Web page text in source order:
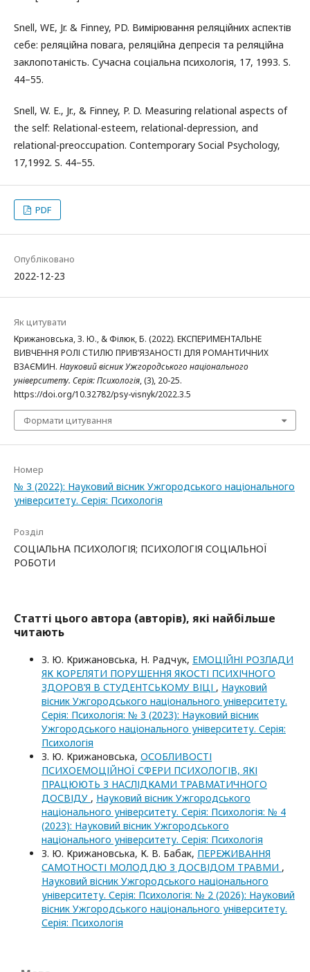
Snell, WE, Jr. & Finney, PD. Вимірювання реляційних аспектів
себе: реляційна повага, реляційна депресія та реляційна
заклопотаність. Сучасна соціальна психологія, 17, 1993. S.
44–55.
Snell‚ W. E.‚ Jr.‚ & Finney‚ P. D. Measuring relational aspects of
the self: Relational-esteem‚ relational-depression‚ and
relational-preoccupation. Contemporary Social Psychology‚
17‚1992. S. 44–55.
PDF
Опубліковано
2022-12-23
Як цитувати
Крижановська, З. Ю., & Філюк, Б. (2022). ЕКСПЕРИМЕНТАЛЬНЕ
ВИВЧЕННЯ РОЛІ СТИЛЮ ПРИВ’ЯЗАНОСТІ ДЛЯ РОМАНТИЧНИХ
ВЗАЄМИН. Науковий вісник Ужгородського національного
університету. Серія: Психологія, (3), 20-25.
https://doi.org/10.32782/psy-visnyk/2022.3.5
Формати цитування
Номер
№ 3 (2022): Науковий вісник Ужгородського національного
університету. Серія: Психологія
Розділ
СОЦІАЛЬНА ПСИХОЛОГІЯ; ПСИХОЛОГІЯ СОЦІАЛЬНОЇ
РОБОТИ
Статті цього автора (авторів), які найбільше
читають
З. Ю. Крижановська, Н. Радчук, ЕМОЦІЙНІ РОЗЛАДИ
ЯК КОРЕЛЯТИ ПОРУШЕННЯ ЯКОСТІ ПСИХІЧНОГО
ЗДОРОВ’Я В СТУДЕНТСЬКОМУ ВІЦІ , Науковий
вісник Ужгородського національного університету.
Серія: Психологія: № 3 (2023): Науковий вісник
Ужгородського національного університету. Серія:
Психологія
З. Ю. Крижановська, ОСОБЛИВОСТІ
ПСИХОЕМОЦІЙНОЇ СФЕРИ ПСИХОЛОГІВ, ЯКІ
ПРАЦЮЮТЬ З НАСЛІДКАМИ ТРАВМАТИЧНОГО
ДОСВІДУ , Науковий вісник Ужгородського
національного університету. Серія: Психологія: № 4
(2023): Науковий вісник Ужгородського
національного університету. Серія: Психологія
З. Ю. Крижановська, К. В. Бабак, ПЕРЕЖИВАННЯ
САМОТНОСТІ МОЛОДДЮ З ДОСВІДОМ ТРАВМИ ,
Науковий вісник Ужгородського національного
університету. Серія: Психологія: № 2 (2026): Науковий
вісник Ужгородського національного університету.
Серія: Психологія